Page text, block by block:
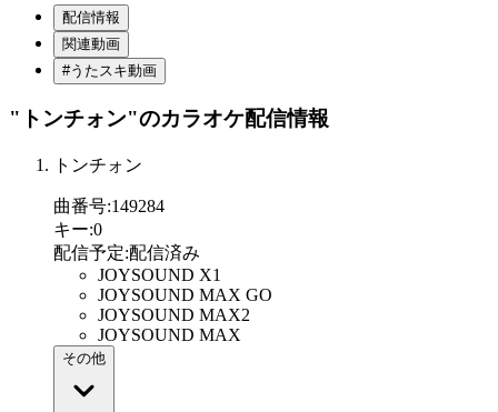
配信情報
関連動画
#うたスキ動画
"トンチォン"のカラオケ配信情報
トンチォン
曲番号:149284
キー:0
配信予定:配信済み
JOYSOUND X1
JOYSOUND MAX GO
JOYSOUND MAX2
JOYSOUND MAX
その他